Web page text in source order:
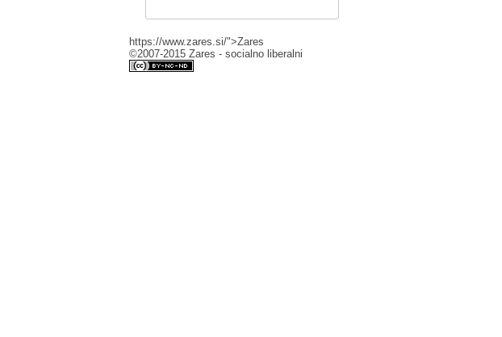
https://www.zares.si/">Zares
©2007-2015 Zares - socialno liberalni